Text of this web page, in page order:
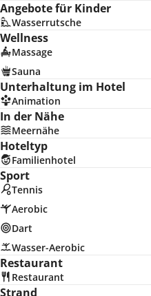
Angebote für Kinder
Wasserrutsche
Wellness
Massage
Sauna
Unterhaltung im Hotel
Animation
In der Nähe
Meernähe
Hoteltyp
Familienhotel
Sport
Tennis
Aerobic
Dart
Wasser-Aerobic
Restaurant
Restaurant
Strand